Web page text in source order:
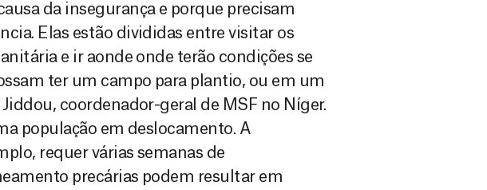
da insegurança e porque precisam
Elas estão divididas entre visitar os
e ir aonde onde terão condições se
ter um campo para plantio, ou em um
coordenador-geral de MSF no Níger.
população em deslocamento. A
requer várias semanas de
precárias podem resultar em